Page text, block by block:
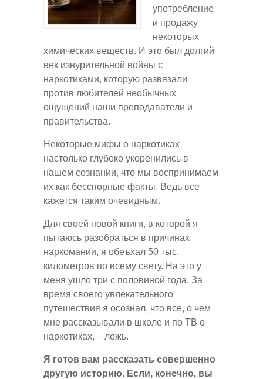
употребление
и продажу
некоторых
химических веществ. И это был долгий
век изнурительной войны с
наркотиками, которую развязали
против любителей необычных
ощущений наши преподаватели и
правительства.
Некоторые мифы о наркотиках
настолько глубоко укоренились в
нашем сознании, что мы воспринимаем
их как бесспорные факты. Ведь все
кажется таким очевидным.
Для своей новой книги, в которой я
пытаюсь разобраться в причинах
наркомании, я обеъхал 50 тыс.
километров по всему свету. На это у
меня ушло три с половиной года. За
время своего увлекательного
путешествия я осознал, что все, о чем
мне рассказывали в школе и по ТВ о
наркотиках, – ложь.
Я готов вам рассказать совершенно
другую историю. Если, конечно, вы